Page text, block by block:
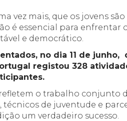
vez mais, que os jovens
é essencial para enfrentar
e democrático.
no dia 11 de junho,
registou 328
o trabalho conjunto
técnicos de juventude e
um verdadeiro sucesso.